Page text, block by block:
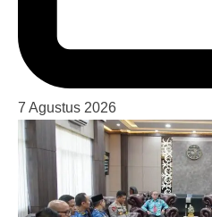
7 Agustus 2026